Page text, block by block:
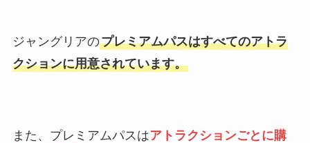
ジャングリアのプレミアムパスはすべてのアトラ
クションに用意されています。
また、プレミアムパスはアトラクションごとに購